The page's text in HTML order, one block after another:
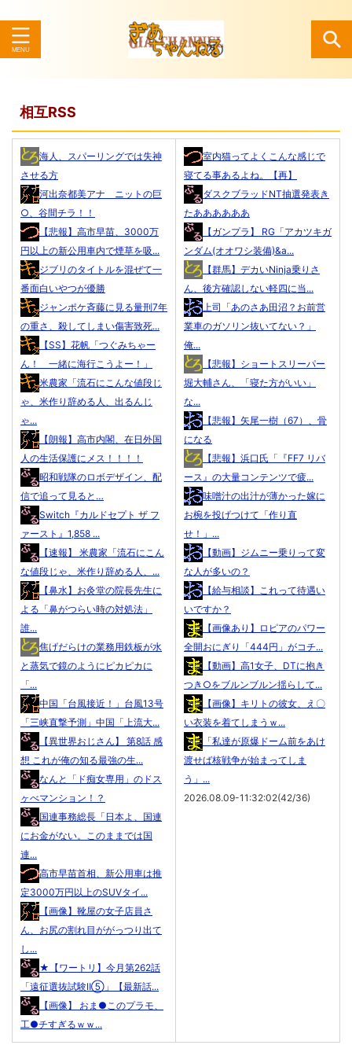
検索
相互RSS
海人、スパーリングでは失神
させる方
河出奈都美アナ ニットの巨
○、谷間チラ！！
【悲報】高市早苗、3000万
円以上の新公用車内で煙草を吸...
ジブリのタイトルを混ぜて一
番面白いやつが優勝
ジャンポケ斉藤に見る量刑7年
の重さ、殺してしまい傷害致死...
【SS】花帆「つぐみちゃー
ん！ 一緒に海行こうよー！」
米農家「流石にこんな値段じ
ゃ、米作り辞める人、出るんじ
ゃ...
【朗報】高市内閣、在日外国
人の生活保護にメス！！！！
昭和戦隊のロボデザイン、配
信で追って見ると…
Switch『カルドセプト ザ フ
ァースト』1,858 ...
【速報】 米農家「流石にこん
な値段じゃ、米作り辞める人、...
【鼻水】お灸堂の院長先生に
よる「鼻がつらい時の対処法」
誰...
焦げだらけの業務用鉄板が水
と蒸気で鏡のようにピカピカに
「...
中国「台風接近！」台風13号
「三峡直撃予測」中国「上流大...
【異世界おじさん】 第8話 感
想 これが俺の知る最強の生...
なんと「ド痴女専用」のドス
ヶべマンション！？
国連事務総長「日本よ、国連
にお金がない。このままでは国
連...
高市早苗首相、新公用車は推
定3000万円以上のSUVタイ...
【画像】靴屋の女子店員さ
ん、お尻の割れ目ががっつり出て
し...
★【ワートリ】今月第262話
「遠征選抜試験Ⅱ⑤」【最新話...
【画像】 おま●このプラモ、
工●チすぎるｗｗ...
室内猫ってよくこんな感じで
寝てる事あるよね。【再】
ダスクブラッドNT抽選発表き
たああああああ
【ガンプラ】 RG「アカツキガ
ンダム(オオワシ装備)&a...
【群馬】デカいNinja乗りさ
ん、後方確認しない軽四に当...
上司「あのさあ田沼？お前営
業車のガソリン抜いてない？」
俺...
【悲報】ショートスリーパー
堀大輔さん、「寝た方がいい」
な...
【悲報】矢尾一樹（67）、骨
になる
【悲報】浜口氏「『FF7 リバ
ース』の大量コンテンツで疲...
味噌汁の出汁が薄かった嫁に
お椀を投げつけて「作り直
せ！」...
【動画】ジムニー乗りって変
な人が多いの？
【給与相談】これって待遇い
いですか？
【画像あり】ロピアのパワー
全開おにぎり「444円」がコチ...
【動画】高1女子、DTに抱き
つき○をブルンブルン揺らして...
【画像】キリトの彼女、え〇
い衣装を着てしまうｗ...
「私達が原爆ドーム前をあけ
渡せば核戦争が始まってしま
う」...
2026.08.09-11:32:02(42/36)